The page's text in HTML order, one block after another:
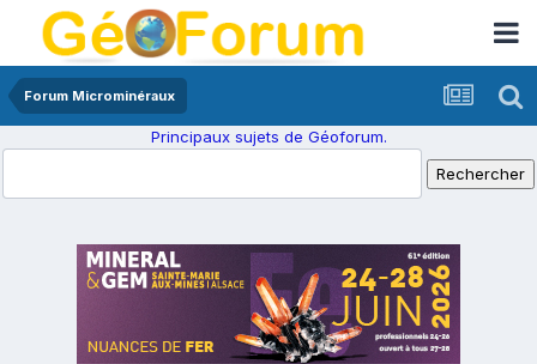
Forum Microminéraux
Principaux sujets de Géoforum.